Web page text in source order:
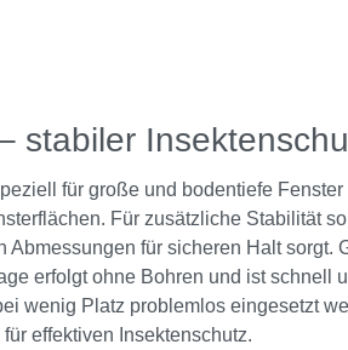
stabiler
für große und bodentiefe
Für zusätzliche Stabilität
für sicheren Halt sorgt.
erfolgt ohne Bohren und ist schnell
wenig Platz problemlos eingesetzt
effektiven Insektenschutz.